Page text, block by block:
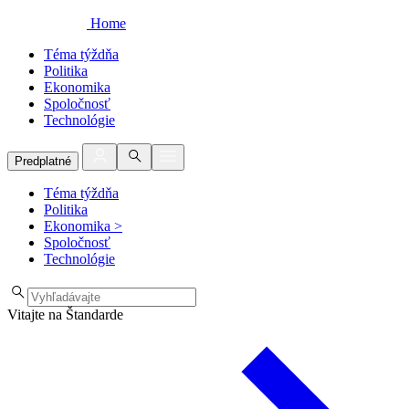
Home
Téma týždňa
Politika
Ekonomika
Spoločnosť
Technológie
Predplatné
Téma týždňa
Politika
Ekonomika >
Spoločnosť
Technológie
Vitajte na Štandarde